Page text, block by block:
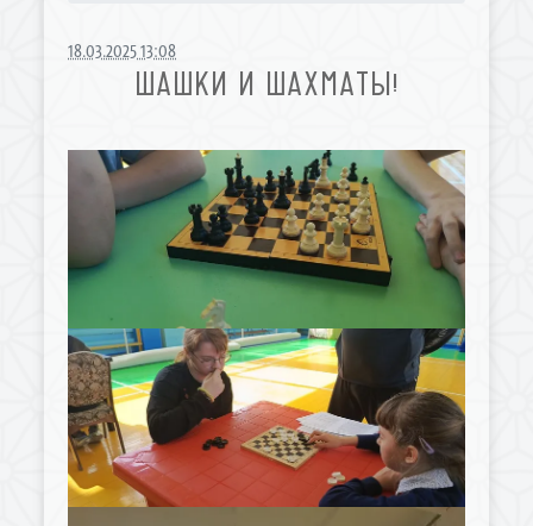
18.03.2025 13:08
ШАШКИ И ШАХМАТЫ!